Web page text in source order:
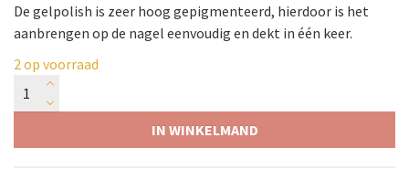
De gelpolish is zeer hoog gepigmenteerd, hierdoor is het
aanbrengen op de nagel eenvoudig en dekt in één keer.
2 op voorraad
IN WINKELMAND